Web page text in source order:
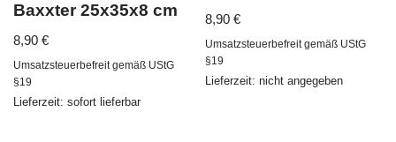
Baxxter 25x35x8 cm
8,90 €
Umsatzsteuerbefreit gemäß UStG
§19
Lieferzeit: sofort lieferbar
8,90€
Umsatzsteuerbefreit gemäß UStG
§19
Lieferzeit: nicht angegeben